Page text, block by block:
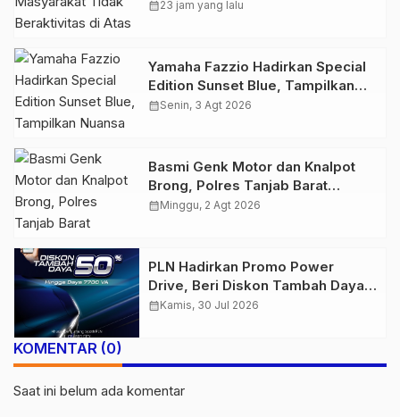
Atas Jalur Pipa Migas Demi
calendar_month23 jam yang lalu
Yamaha Fazzio Hadirkan Special
Edition Sunset Blue, Tampilkan
Nuansa Retro Summer yang
calendar_monthSenin, 3 Agt 2026
Basmi Genk Motor dan Knalpot
Brong, Polres Tanjab Barat
Amankan Belasan Kendaraan
calendar_monthMinggu, 2 Agt 2026
PLN Hadirkan Promo Power
Drive, Beri Diskon Tambah Daya
50% di Ajang GIIAS 2026
calendar_monthKamis, 30 Jul 2026
KOMENTAR (0)
Saat ini belum ada komentar